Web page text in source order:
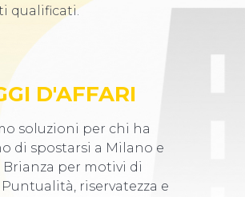
qualificati.
D'AFFARI
soluzioni per chi ha
di spostarsi a Milano e
Brianza per motivi di
Puntualità, riservatezza e